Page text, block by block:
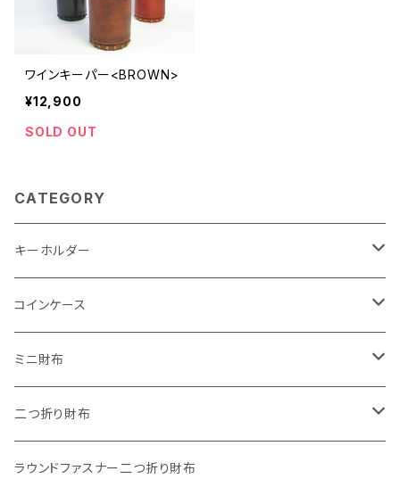
ワインキーパー<BROWN>
¥12,900
SOLD OUT
CATEGORY
キーホルダー
"子供の絵"キーホルダー
"餞別"キーホルダー
"うちの子"ペットキーホルダー
コインケース
ワンタッチコインケース ブライドルレザー
ワンタッチコインケース ブッテーロ
ワンタッチコインケース 国産革
ミニ財布
"Jack"マイクロウォレット(三つ折り式)
"Ripper"マイクロウォレット(三つ折り式)
二つ折り財布
"Basic"アートウォレット
ラウンドファスナー二つ折り財布